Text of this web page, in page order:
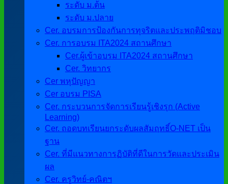
ระดับ ม.ต้น
ระดับ ม.ปลาย
Cer. อบรมการป้องกันการทุจริตและประพฤติมิชอบ
Cer. การอบรม ITA2024 สถานศึกษา
Cer.ผู้เข้าอบรม ITA2024 สถานศึกษา
Cer. วิทยากร
Cer พหุปัญญา
Cer อบรม PISA
Cer. กระบวนการจัดการเรียนรู้เชิงรุก (Active
Learning)
Cer. ถอดบทเรียนยกระดับผลสัมฤทธิ์O-NET เป็น
ฐาน
Cer. ที่มีแนวทางการฏิบัติที่ดีในการวัดและประเมิน
ผล
Cer. ครูวิทย์-คณิตฯ